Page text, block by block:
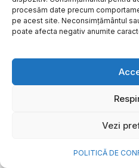
procesăm date precum
pe acest site. Neconsimțământul
poate afecta negativ anumite
Vezi
POLITICĂ DE